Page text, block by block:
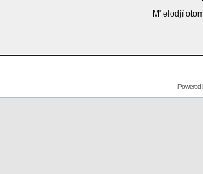
M' elodjî
Powered